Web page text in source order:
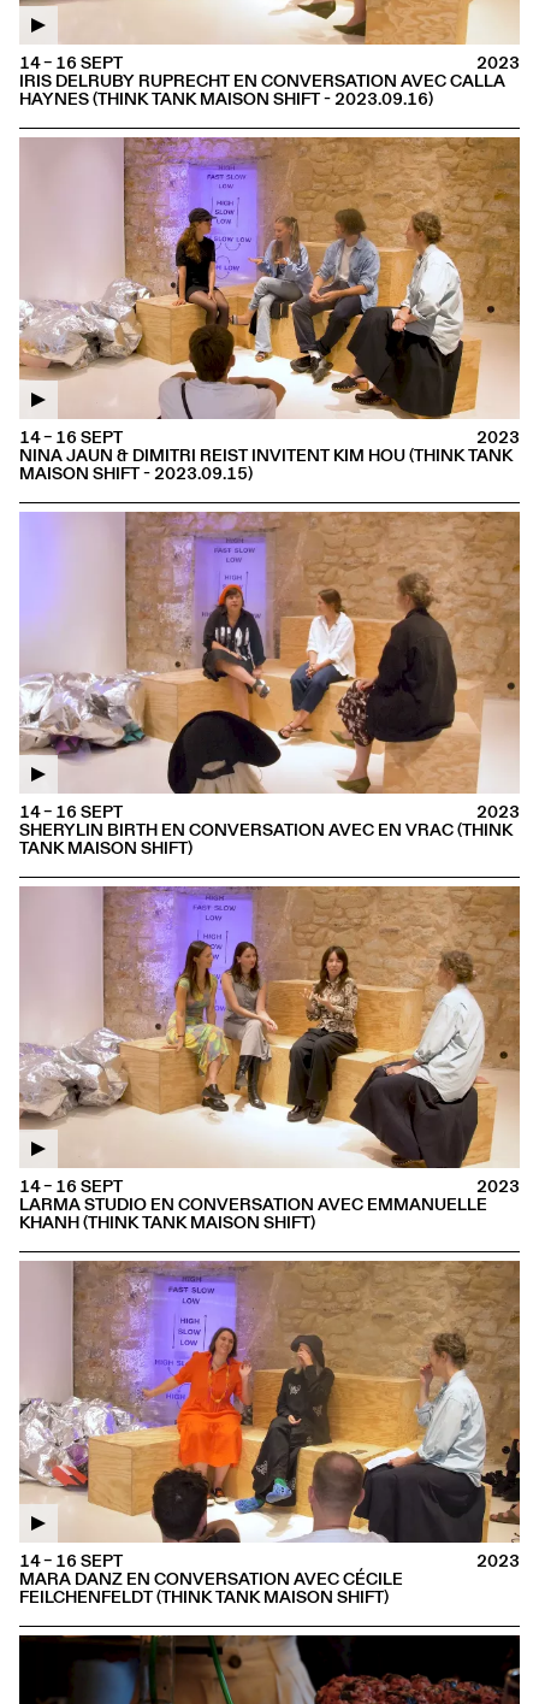
IRIS DELRUBY RUPRECHT EN CONVERSATION AVEC CALLA
HAYNES (THINK TANK MAISON SHIFT - 2023.09.16)
14 – 16 SEPT 2023
NINA JAUN & DIMITRI REIST INVITENT KIM HOU (THINK TANK
MAISON SHIFT - 2023.09.15)
14 – 16 SEPT 2023
SHERYLIN BIRTH EN CONVERSATION AVEC EN VRAC (THINK
TANK MAISON SHIFT)
14 – 16 SEPT 2023
LARMA STUDIO EN CONVERSATION AVEC EMMANUELLE
KHANH (THINK TANK MAISON SHIFT)
14 – 16 SEPT 2023
MARA DANZ EN CONVERSATION AVEC CÉCILE
FEILCHENFELDT (THINK TANK MAISON SHIFT)
14 – 16 SEPT 2023